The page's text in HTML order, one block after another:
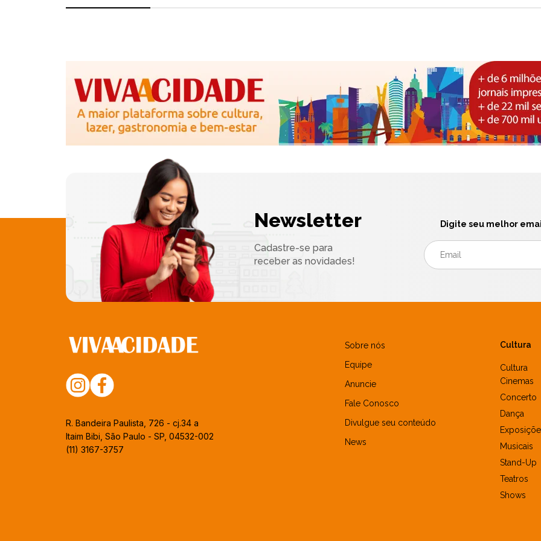
Newsletter
Cadastre-se para
receber as novidades!
Digite seu melhor
R. Bandeira Paulista, 726 - cj.34 a
Itaim Bibi, São Paulo - SP, 04532-002
(11) 3167-3757
Sobre nós
Equipe
Anuncie
Fale Conosco
Divulgue seu conteúdo
News
Cultura
Cultura
Cinemas
Concerto
Dança
Musicais
Stand-Up
Teatros
Shows